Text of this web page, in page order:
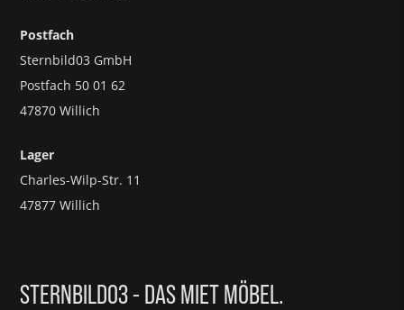
Postfach
Sternbild03 GmbH
Postfach 50 01 62
47870 Willich
Lager
Charles-Wilp-Str. 11
47877 Willich
STERNBILD03 - DAS MIET MÖBEL.